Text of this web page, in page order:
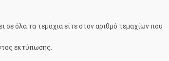
σε όλα τα τεμάχια είτε στον αριθμό τεμαχίων που
εκτύπωσης.